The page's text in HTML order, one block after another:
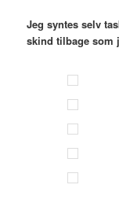
Jeg syntes selv
skind tilbage som